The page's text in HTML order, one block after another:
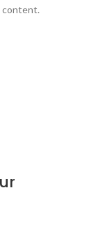
content.